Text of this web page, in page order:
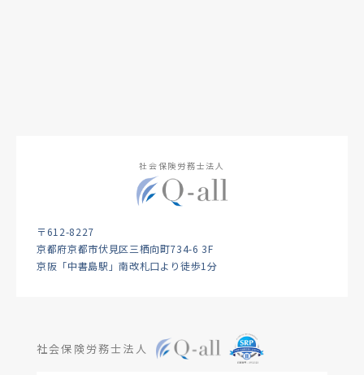
社会保険労務士法人
〒612-8227
京都府京都市伏見区三栖向町734-6 3F
京阪「中書島駅」南改札口より徒歩1分
社会保険労務士法人